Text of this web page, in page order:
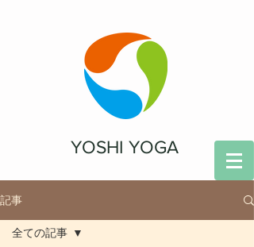
YOSHI YOGA
記事
全ての記事